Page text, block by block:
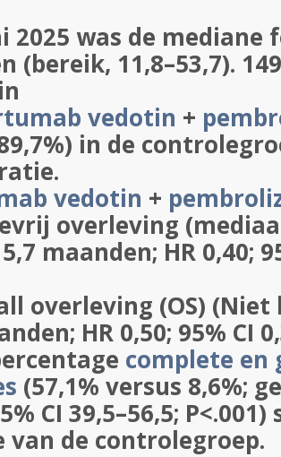
2025 was de mediane
(bereik, 11,8–53,7).
vedotin +
in de
vedotin +
overleving
maanden; HR 0,40;
overleving (OS)
HR 0,50; 95% CI
complete en
(57,1% versus 8,6%;
CI 39,5–56,5;
van de controlegroep.